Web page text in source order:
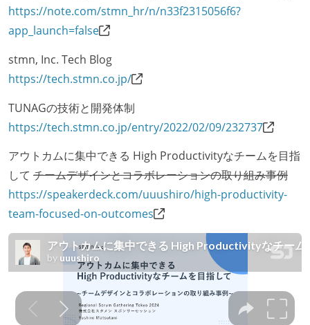
https://note.com/stmn_hr/n/n33f2315056f6?
app_launch=false
stmn, Inc. Tech Blog
https://tech.stmn.co.jp/
TUNAGの技術と開発体制
https://tech.stmn.co.jp/entry/2022/02/09/232737
アウトカムに集中できる High Productivityなチームを目指
して チームデザインとコラボレーションの取り組み事例
https://speakerdeck.com/uuushiro/high-productivity-
team-focused-on-outcomes